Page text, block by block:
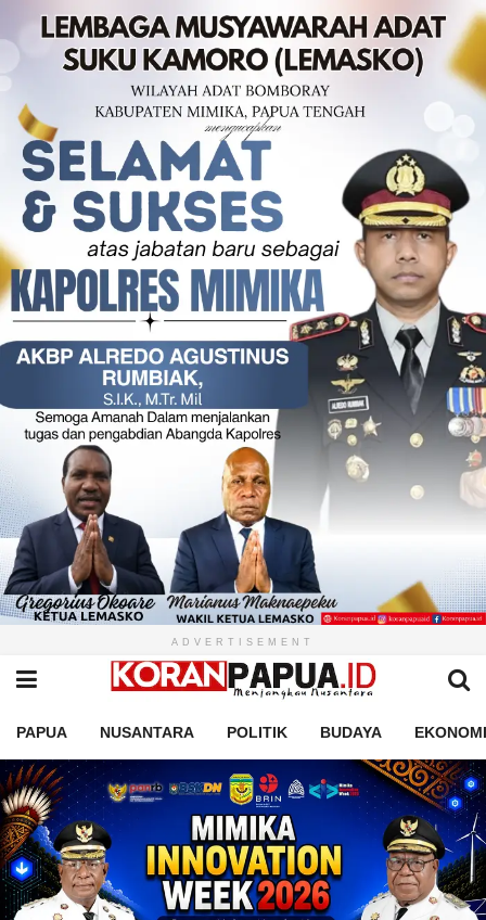
ADVERTISEMENT
PAPUA NUSANTARA POLITIK BUDAYA EKONOMI